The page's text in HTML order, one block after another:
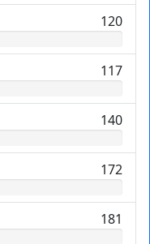
120
117
140
172
181